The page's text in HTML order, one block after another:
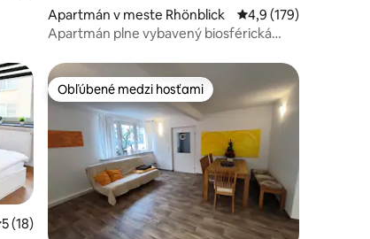
Apartmán v meste Rhönblick Priemerné
4,9 (179)
Apartmán plne vybavený biosférická
ohodnotenie 5 z 5, počet hodnotení: 18
5 (18)
Obľúbené medzi hosťami
Obľúbené medzi hosťami